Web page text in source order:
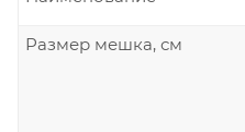
Размер мешка, см